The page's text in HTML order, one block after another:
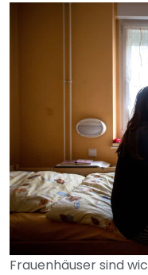
Frauenhäuser sind